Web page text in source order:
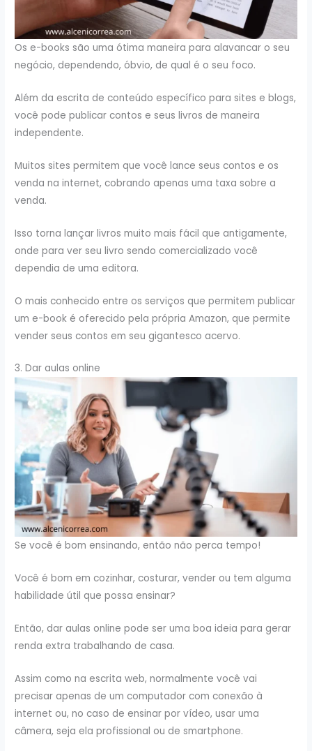
Os e-books são uma ótima maneira para alavancar o seu
negócio, dependendo, óbvio, de qual é o seu foco.
Além da escrita de conteúdo específico para sites e blogs,
você pode publicar contos e seus livros de maneira
independente.
Muitos sites permitem que você lance seus contos e os
venda na internet, cobrando apenas uma taxa sobre a
venda.
Isso torna lançar livros muito mais fácil que antigamente,
onde para ver seu livro sendo comercializado você
dependia de uma editora.
O mais conhecido entre os serviços que permitem publicar
um e-book é oferecido pela própria Amazon, que permite
vender seus contos em seu gigantesco acervo.
3. Dar aulas online
Se você é bom ensinando, então não perca tempo!
Você é bom em cozinhar, costurar, vender ou tem alguma
habilidade útil que possa ensinar?
Então, dar aulas online pode ser uma boa ideia para gerar
renda extra trabalhando de casa.
Assim como na escrita web, normalmente você vai
precisar apenas de um computador com conexão à
internet ou, no caso de ensinar por vídeo, usar uma
câmera, seja ela profissional ou de smartphone.